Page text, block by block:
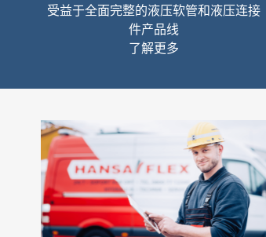
受益于全面完整的液压软管和液压连接
件产品线
了解更多